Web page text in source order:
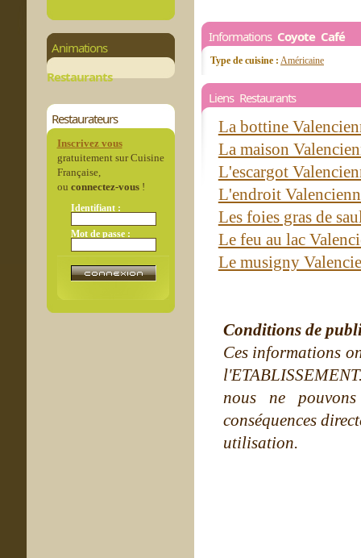
Animations
Restaurants
Restaurateurs
Inscrivez vous
gratuitement sur Cuisine
Française,
ou connectez-vous!
Identifiant :
Mot de passe :
Informations Coyote Café
Type de cuisine : Américaine
Liens Restaurants
La bottine
La maison
L'escargot
L'endroit
Les foies gras de
Le feu au lac
Le musigny
Conditions de
Ces informations
nous ne
conséquences
utilisation.